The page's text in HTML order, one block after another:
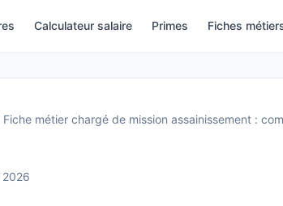
Calculateur salaire Primes Fiches
Fiche métier chargé de mission assainissement :
2026